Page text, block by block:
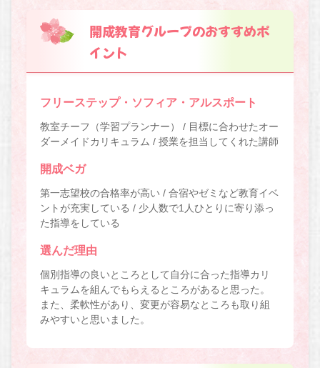
開成教育グループのおすすめポ
イント
フリーステップ・ソフィア・アルスポート
教室チーフ（学習プランナー） / 目標に合わせたオー
ダーメイドカリキュラム / 授業を担当してくれた講師
開成ベガ
第一志望校の合格率が高い / 合宿やゼミなど教育イベ
ントが充実している / 少人数で1人ひとりに寄り添っ
た指導をしている
選んだ理由
個別指導の良いところとして自分に合った指導カリ
キュラムを組んでもらえるところがあると思った。
また、柔軟性があり、変更が容易なところも取り組
みやすいと思いました。